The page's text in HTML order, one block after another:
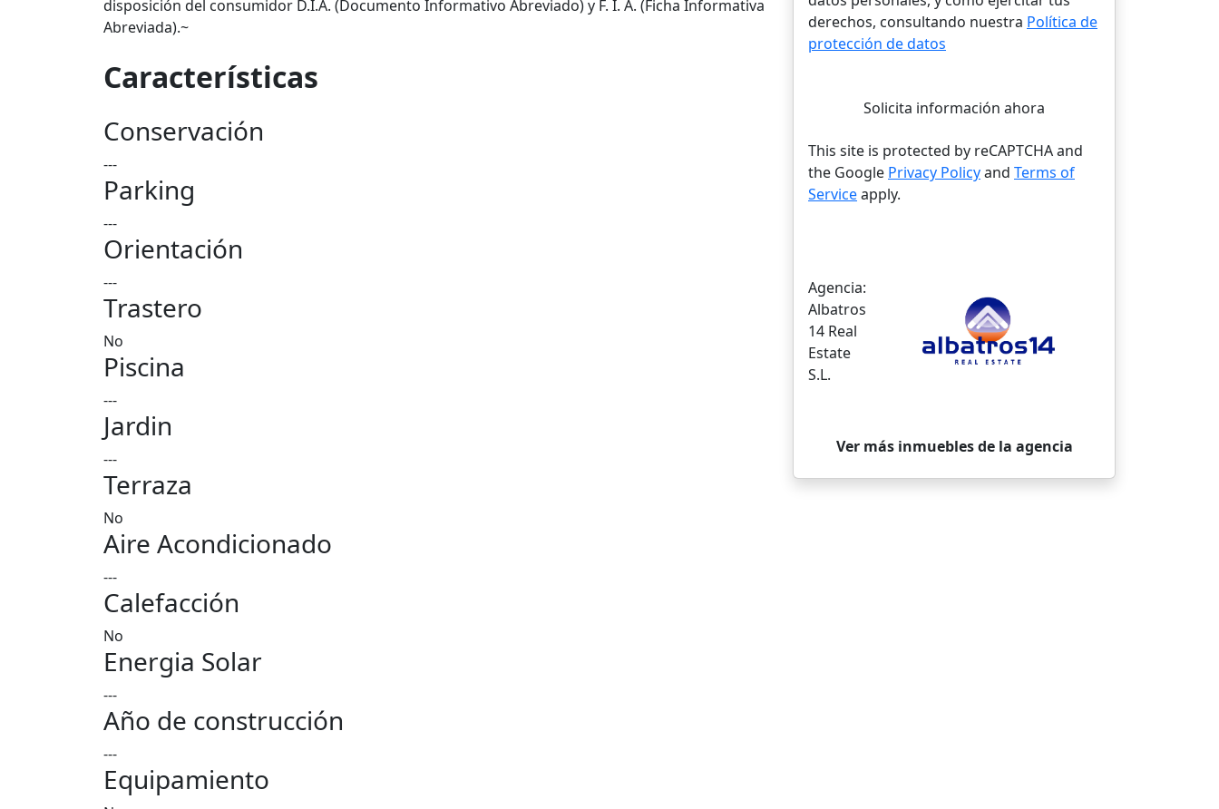
disposición del consumidor D.I.A. (Documento Informativo Abreviado) y F. I. A. (Ficha Informativa
Abreviada).~
Características
Conservación
---
Parking
---
Orientación
---
Trastero
No
Piscina
---
Jardin
---
Terraza
No
Aire Acondicionado
---
Calefacción
No
Energia Solar
---
Año de construcción
---
Equipamiento
derechos, consultando nuestra Política de
protección de datos
Solicita información ahora
This site is protected by reCAPTCHA and
the Google Privacy Policyand Terms of
Serviceapply.
Agencia:
Albatros
14 Real
Estate
S.L.
Ver más inmuebles de la agencia